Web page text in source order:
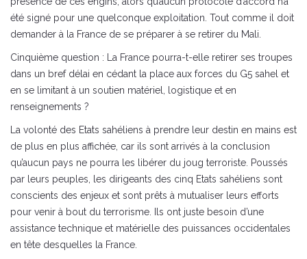
été signé pour une quelconque exploitation. Tout comme il doit
demander à la France de se préparer à se retirer du Mali.
Cinquième question : La France pourra-t-elle retirer ses troupes
dans un bref délai en cédant la place aux forces du G5 sahel et
en se limitant à un soutien matériel, logistique et en
renseignements ?
La volonté des Etats sahéliens à prendre leur destin en mains est
de plus en plus affichée, car ils sont arrivés à la conclusion
qu’aucun pays ne pourra les libérer du joug terroriste. Poussés
par leurs peuples, les dirigeants des cinq Etats sahéliens sont
conscients des enjeux et sont prêts à mutualiser leurs efforts
pour venir à bout du terrorisme. Ils ont juste besoin d’une
assistance technique et matérielle des puissances occidentales
en tête desquelles la France.